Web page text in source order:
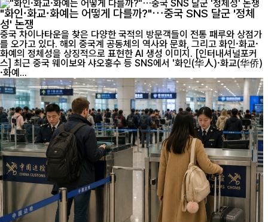
"화인·화교·화예는 어떻게 다를까?"…중국 SNS 달군 '정체
성' 논쟁
중국 차이나타운을 찾은 다양한 국적의 방문객들이 전통 패루와 상점가
를 오가고 있다. 해외 중국계 공동체의 역사와 문화, 그리고 화인·화교·
화예의 정체성을 상징적으로 표현한 AI 생성 이미지. [인터내셔널포커
스] 최근 중국 웨이보와 샤오훙수 등 SNS에서 '화인(华人)·화교(华侨)
·화예...